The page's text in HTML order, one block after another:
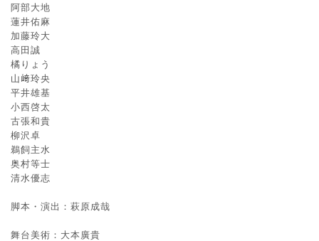
阿部大地
蓮井佑麻
加藤玲大
高田誠
橘りょう
山﨑玲央
平井雄基
小西啓太
古張和貴
柳沢卓
鵜飼主水
奥村等士
清水優志
脚本・演出：萩原成哉
舞台美術：大本廣貴